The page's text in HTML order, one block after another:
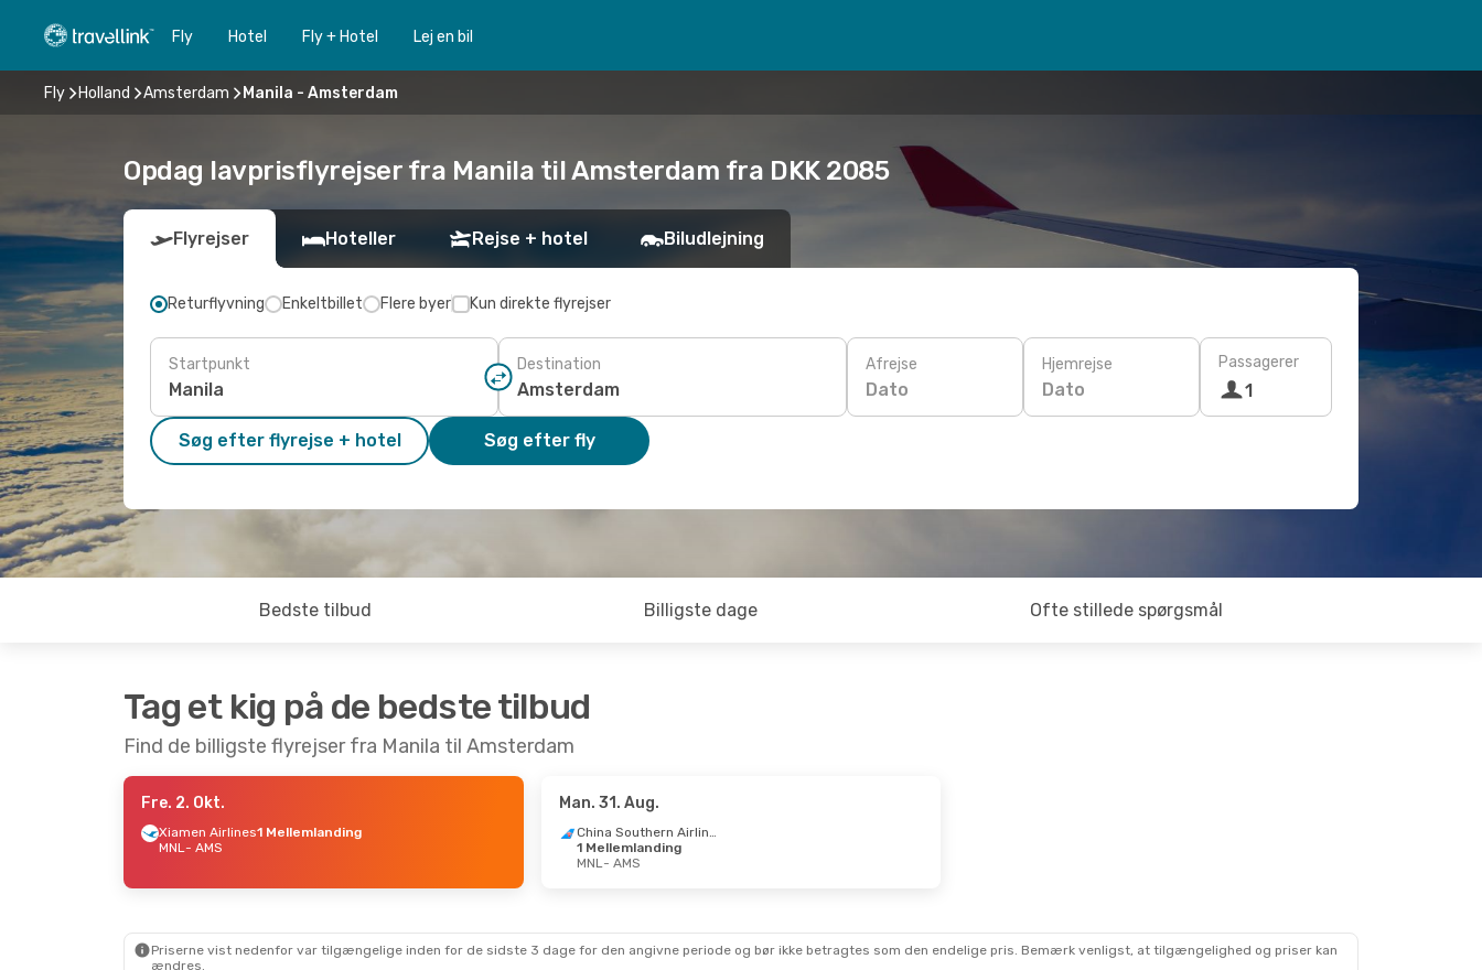
Fly Hotel Fly + Hotel Lej en bil
Fly Holland Amsterdam Manila - Amsterdam
Opdag lavprisflyrejser fra Manila til Amsterdam fra DKK 2085
Flyrejser Hoteller Rejse + hotel Biludlejning
Returflyvning Enkeltbillet Flere byer Kun direkte flyrejser
Startpunkt Destination Afrejse
Dato
Hjemrejse
Dato
Passagerer
1
Søg efter flyrejse + hotel Søg efter fly
Bedste tilbud Billigste dage Ofte stillede spørgsmål
Tag et kig på de bedste tilbud
Find de billigste flyrejser fra Manila til Amsterdam
Fre. 2. Okt.
Xiamen Airlines1 Mellemlanding
MNL- AMS
Man. 31. Aug.
China Southern Airlines
1 Mellemlanding
MNL- AMS
Priserne vist nedenfor var tilgængelige inden for de sidste 3 dage for den angivne periode og bør ikke betragtes som den endelige pris. Bemærk venligst, at tilgængelighed og priser kan
ændres.